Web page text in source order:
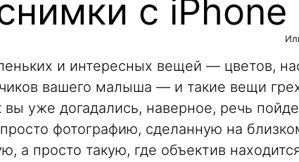
с iPhone
и интересных вещей — цветов,
вашего малыша — и такие вещи
вы уже догадались, наверное, речь
фотографию, сделанную на
а просто такую, где объектив